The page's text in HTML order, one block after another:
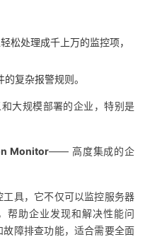
松处理成千上万的监控项，
复杂报警规则。
大规模部署的企业，特别是
Monitor—— 高度集成的企
具，它不仅可以监控服务器
帮助企业发现和解决性能问
障排查功能，适合需要全面